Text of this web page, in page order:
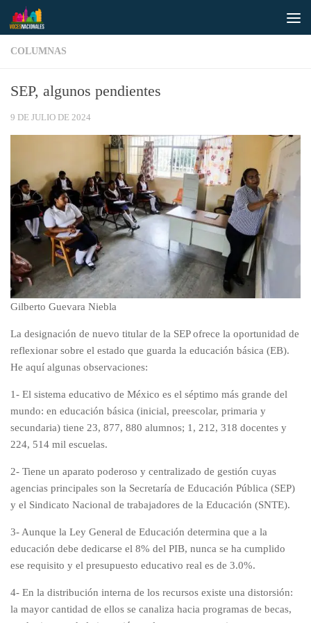
Saltar al contenido
COLUMNAS
SEP, algunos pendientes
9 DE JULIO DE 2024
Gilberto Guevara Niebla
La designación de nuevo titular de la SEP ofrece la oportunidad de
reflexionar sobre el estado que guarda la educación básica (EB).
He aquí algunas observaciones:
1- El sistema educativo de México es el séptimo más grande del
mundo: en educación básica (inicial, preescolar, primaria y
secundaria) tiene 23, 877, 880 alumnos; 1, 212, 318 docentes y
224, 514 mil escuelas.
2- Tiene un aparato poderoso y centralizado de gestión cuyas
agencias principales son la Secretaría de Educación Pública (SEP)
y el Sindicato Nacional de trabajadores de la Educación (SNTE).
3- Aunque la Ley General de Educación determina que a la
educación debe dedicarse el 8% del PIB, nunca se ha cumplido
ese requisito y el presupuesto educativo real es de 3.0%.
4- En la distribución interna de los recursos existe una distorsión:
la mayor cantidad de ellos se canaliza hacia programas de becas,